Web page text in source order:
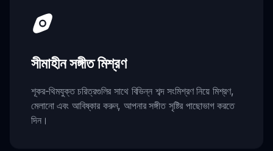
সীমাহীন সঙ্গীত মিশ্রণ
শূকর-থিমযুক্ত চরিত্রগুলির সাথে বিভিন্ন শব্দ সংমিশ্রণ নিয়ে মিশ্রণ,
মেলানো এবং আবিষ্কার করুন, আপনার সঙ্গীত সৃষ্টির পাছোভাগ করতে
দিন।